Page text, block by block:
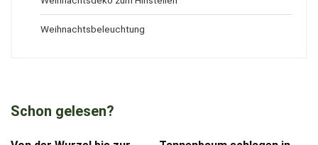
Weihnachtsbeleuchtung
Schon gelesen?